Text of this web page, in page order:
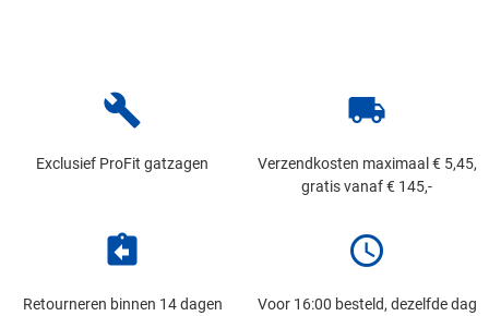
build
Exclusief ProFit gatzagen
local_shipping
Verzendkosten maximaal € 5,45,
gratis vanaf € 145,-
assignment_return
Retourneren binnen 14 dagen
schedule
Voor 16:00 besteld, dezelfde dag